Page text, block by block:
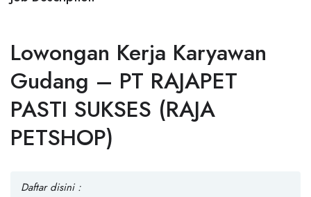
Lowongan Kerja Karyawan
Gudang – PT RAJAPET
PASTI SUKSES (RAJA
PETSHOP)
Daftar disini :